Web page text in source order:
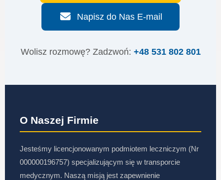
Napisz do Nas E-mail
Wolisz rozmowę? Zadzwoń: +48 531 802 801
O Naszej Firmie
Jesteśmy licencjonowanym podmiotem leczniczym (Nr
000000196757) specjalizującym się w transporcie
medycznym. Naszą misją jest zapewnienie